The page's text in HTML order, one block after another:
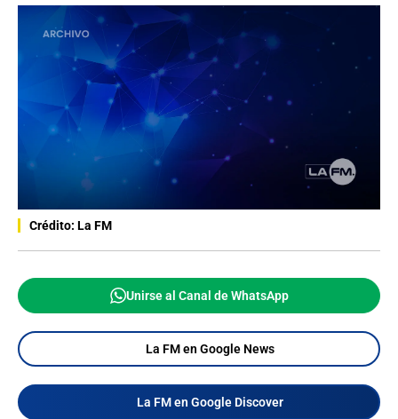
Crédito: La FM
Unirse al Canal de WhatsApp
La FM en Google News
La FM en Google Discover